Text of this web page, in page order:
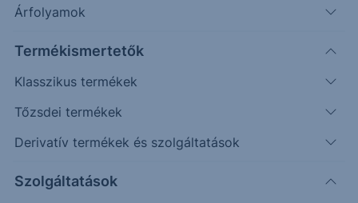
Árfolyamok
Termékismertetők
Klasszikus termékek
Tőzsdei termékek
Derivatív termékek és szolgáltatások
Szolgáltatások
Bróker